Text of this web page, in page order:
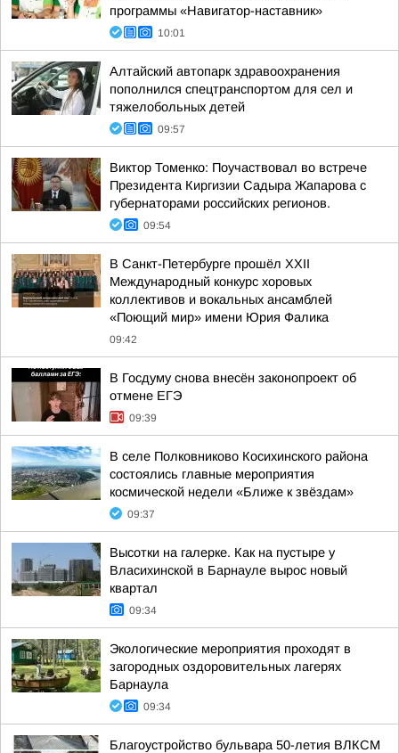
программы «Навигатор-наставник»
10:01
Алтайский автопарк здравоохранения
пополнился спецтранспортом для сел и
тяжелобольных детей
09:57
Виктор Томенко: Поучаствовал во встрече
Президента Киргизии Садыра Жапарова с
губернаторами российских регионов.
09:54
В Санкт-Петербурге прошёл XXII
Международный конкурс хоровых
коллективов и вокальных ансамблей
«Поющий мир» имени Юрия Фалика
09:42
В Госдуму снова внесён законопроект об
отмене ЕГЭ
09:39
В селе Полковниково Косихинского района
состоялись главные мероприятия
космической недели «Ближе к звёздам»
09:37
Высотки на галерке. Как на пустыре у
Власихинской в Барнауле вырос новый
квартал
09:34
Экологические мероприятия проходят в
загородных оздоровительных лагерях
Барнаула
09:34
Благоустройство бульвара 50-летия ВЛКСМ